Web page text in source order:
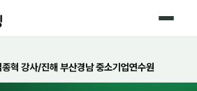
혁 강사/진해 부산경남 중소기업연수원